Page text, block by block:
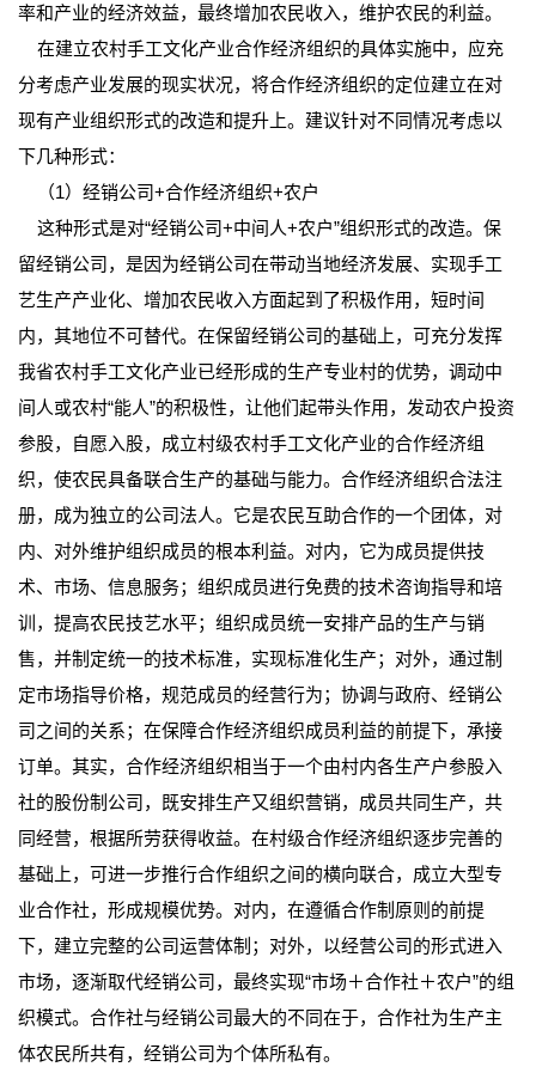
率和产业的经济效益，最终增加农民收入，维护农民的利益。
在建立农村手工文化产业合作经济组织的具体实施中，应充
分考虑产业发展的现实状况，将合作经济组织的定位建立在对
现有产业组织形式的改造和提升上。建议针对不同情况考虑以
下几种形式：
（1）经销公司+合作经济组织+农户
这种形式是对“经销公司+中间人+农户”组织形式的改造。保
留经销公司，是因为经销公司在带动当地经济发展、实现手工
艺生产产业化、增加农民收入方面起到了积极作用，短时间
内，其地位不可替代。在保留经销公司的基础上，可充分发挥
我省农村手工文化产业已经形成的生产专业村的优势，调动中
间人或农村“能人”的积极性，让他们起带头作用，发动农户投资
参股，自愿入股，成立村级农村手工文化产业的合作经济组
织，使农民具备联合生产的基础与能力。合作经济组织合法注
册，成为独立的公司法人。它是农民互助合作的一个团体，对
内、对外维护组织成员的根本利益。对内，它为成员提供技
术、市场、信息服务；组织成员进行免费的技术咨询指导和培
训，提高农民技艺水平；组织成员统一安排产品的生产与销
售，并制定统一的技术标准，实现标准化生产；对外，通过制
定市场指导价格，规范成员的经营行为；协调与政府、经销公
司之间的关系；在保障合作经济组织成员利益的前提下，承接
订单。其实，合作经济组织相当于一个由村内各生产户参股入
社的股份制公司，既安排生产又组织营销，成员共同生产，共
同经营，根据所劳获得收益。在村级合作经济组织逐步完善的
基础上，可进一步推行合作组织之间的横向联合，成立大型专
业合作社，形成规模优势。对内，在遵循合作制原则的前提
下，建立完整的公司运营体制；对外，以经营公司的形式进入
市场，逐渐取代经销公司，最终实现“市场＋合作社＋农户”的组
织模式。合作社与经销公司最大的不同在于，合作社为生产主
体农民所共有，经销公司为个体所私有。